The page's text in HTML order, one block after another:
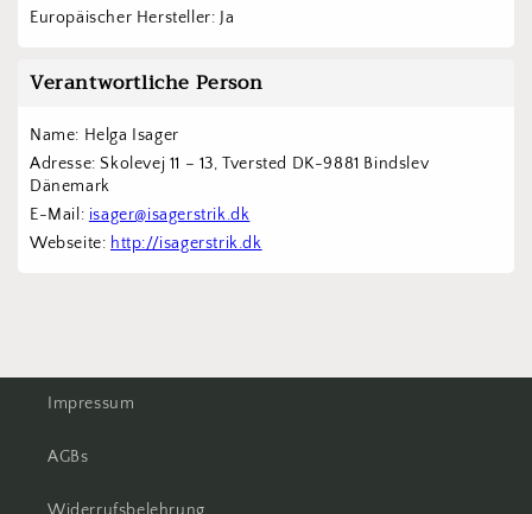
Europäischer Hersteller: Ja
Verantwortliche Person
Name: Helga Isager
Adresse: Skolevej 11 – 13, Tversted DK-9881 Bindslev
Dänemark
E-Mail: isager@isagerstrik.dk
Webseite: http://isagerstrik.dk
Impressum
AGBs